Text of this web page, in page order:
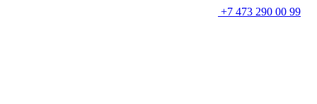
+7 473 290 00 99